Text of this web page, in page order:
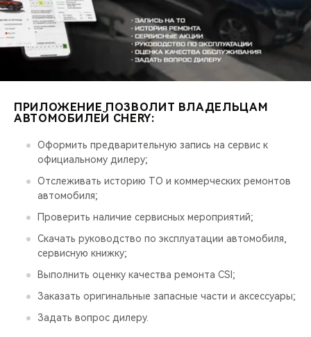
НАШИ МЕРОПРИЯТИЯ
ВИДЕООБЗОРЫ
ПРИЛОЖЕНИЕ ПОЗВОЛИТ ВЛАДЕЛЬЦАМ
АВТОМОБИЛЕЙ CHERY:
Оформить предварительную запись на сервис к
официальному дилеру;
Отслеживать историю ТО и коммерческих ремонтов
автомобиля;
Проверить наличие сервисных мероприятий;
Скачать руководство по эксплуатации автомобиля,
сервисную книжку;
Выполнить оценку качества ремонта CSI;
Заказать оригинальные запасные части и аксессуары;
Задать вопрос дилеру.